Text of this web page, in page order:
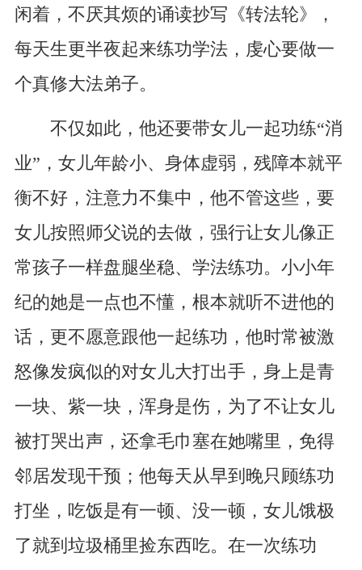
闲着，不厌其烦的诵读抄写《转法轮》，
每天生更半夜起来练功学法，虔心要做一
个真修大法弟子。
不仅如此，他还要带女儿一起功练“消
业”，女儿年龄小、身体虚弱，残障本就平
衡不好，注意力不集中，他不管这些，要
女儿按照师父说的去做，强行让女儿像正
常孩子一样盘腿坐稳、学法练功。小小年
纪的她是一点也不懂，根本就听不进他的
话，更不愿意跟他一起练功，他时常被激
怒像发疯似的对女儿大打出手，身上是青
一块、紫一块，浑身是伤，为了不让女儿
被打哭出声，还拿毛巾塞在她嘴里，免得
邻居发现干预；他每天从早到晚只顾练功
打坐，吃饭是有一顿、没一顿，女儿饿极
了就到垃圾桶里捡东西吃。在一次练功